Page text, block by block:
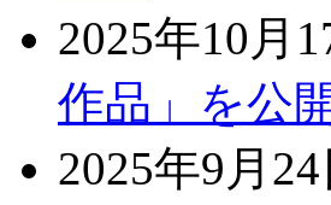
2025年10月
作品」を公
2025年9月24